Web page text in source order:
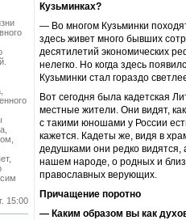
15:00
Кузьминках?
— Во многом Кузьминки
здесь живет много бывших
десятилетий экономических
нелегко. Но когда здесь
Кузьминки стал гораздо
Вот сегодня была кадетская
местные жители. Они видят,
с такими юношами у России
кажется. Кадеты же, видя в
дедушками они редко видятся,
нашем народе, о родных и
православных верующих.
Причащение поротно
— Каким образом вы как